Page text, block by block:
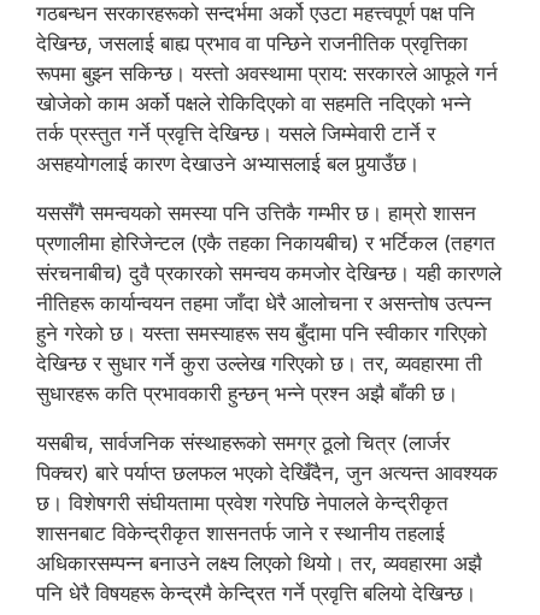
गठबन्धन सरकारहरूको सन्दर्भमा अर्को एउटा महत्त्वपूर्ण पक्ष पनि
देखिन्छ, जसलाई बाह्य प्रभाव वा पन्छिने राजनीतिक प्रवृत्तिका
रूपमा बुझ्न सकिन्छ। यस्तो अवस्थामा प्राय: सरकारले आफूले गर्न
खोजेको काम अर्को पक्षले रोकिदिएको वा सहमति नदिएको भन्ने
तर्क प्रस्तुत गर्ने प्रवृत्ति देखिन्छ। यसले जिम्मेवारी टार्ने र
असहयोगलाई कारण देखाउने अभ्यासलाई बल पुर्‍याउँछ।
यससँगै समन्वयको समस्या पनि उत्तिकै गम्भीर छ। हाम्रो शासन
प्रणालीमा होरिजेन्टल (एकै तहका निकायबीच) र भर्टिकल (तहगत
संरचनाबीच) दुवै प्रकारको समन्वय कमजोर देखिन्छ। यही कारणले
नीतिहरू कार्यान्वयन तहमा जाँदा धेरै आलोचना र असन्तोष उत्पन्न
हुने गरेको छ। यस्ता समस्याहरू सय बुँदामा पनि स्वीकार गरिएको
देखिन्छ र सुधार गर्ने कुरा उल्लेख गरिएको छ। तर, व्यवहारमा ती
सुधारहरू कति प्रभावकारी हुन्छन् भन्ने प्रश्न अझै बाँकी छ।
यसबीच, सार्वजनिक संस्थाहरूको समग्र ठूलो चित्र (लार्जर
पिक्चर) बारे पर्याप्त छलफल भएको देखिँदैन, जुन अत्यन्त आवश्यक
छ। विशेषगरी संघीयतामा प्रवेश गरेपछि नेपालले केन्द्रीकृत
शासनबाट विकेन्द्रीकृत शासनतर्फ जाने र स्थानीय तहलाई
अधिकारसम्पन्न बनाउने लक्ष्य लिएको थियो। तर, व्यवहारमा अझै
पनि धेरै विषयहरू केन्द्रमै केन्द्रित गर्ने प्रवृत्ति बलियो देखिन्छ।